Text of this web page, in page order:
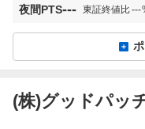
夜間PTS--- 東証終値比---
(株)グッドパッ